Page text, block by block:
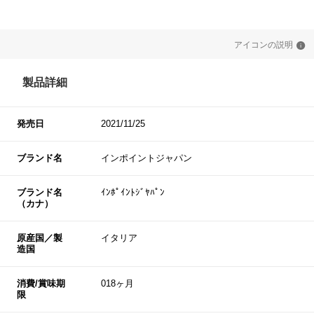
アイコンの説明
製品詳細
発売日 2021/11/25
ブランド名 インポイントジャパン
ブランド名
（カナ）
ｲﾝﾎﾟｲﾝﾄｼﾞﾔﾊﾟﾝ
原産国／製
造国
イタリア
消費/賞味期
限
018ヶ月